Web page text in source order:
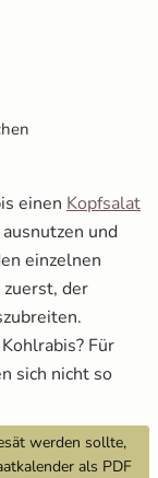
einen Kopfsalat
und
einzelnen
der
Für
sich nicht so
werden sollte,
als PDF